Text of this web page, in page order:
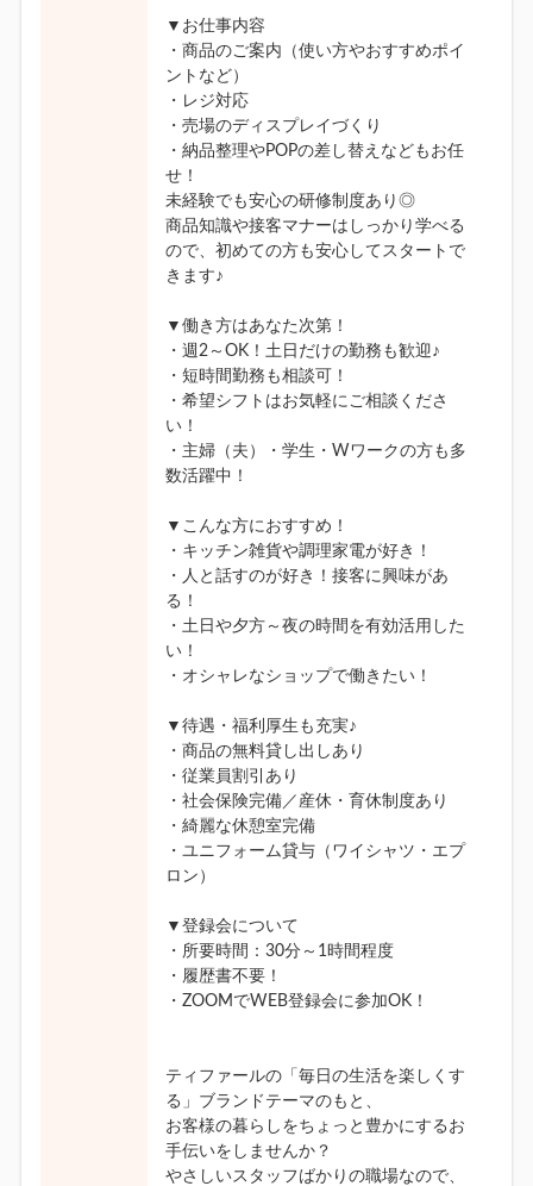
▼お仕事内容
・商品のご案内（使い方やおすすめポイ
ントなど）
・レジ対応
・売場のディスプレイづくり
・納品整理やPOPの差し替えなどもお任
せ！
未経験でも安心の研修制度あり◎
商品知識や接客マナーはしっかり学べる
ので、初めての方も安心してスタートで
きます♪
▼働き方はあなた次第！
・週2～OK！土日だけの勤務も歓迎♪
・短時間勤務も相談可！
・希望シフトはお気軽にご相談くださ
い！
・主婦（夫）・学生・Wワークの方も多
数活躍中！
▼こんな方におすすめ！
・キッチン雑貨や調理家電が好き！
・人と話すのが好き！接客に興味があ
る！
・土日や夕方～夜の時間を有効活用した
い！
・オシャレなショップで働きたい！
▼待遇・福利厚生も充実♪
・商品の無料貸し出しあり
・従業員割引あり
・社会保険完備／産休・育休制度あり
・綺麗な休憩室完備
・ユニフォーム貸与（ワイシャツ・エプ
ロン）
▼登録会について
・所要時間：30分～1時間程度
・履歴書不要！
・ZOOMでWEB登録会に参加OK！
ティファールの「毎日の生活を楽しくす
る」ブランドテーマのもと、
お客様の暮らしをちょっと豊かにするお
手伝いをしませんか？
やさしいスタッフばかりの職場なので、